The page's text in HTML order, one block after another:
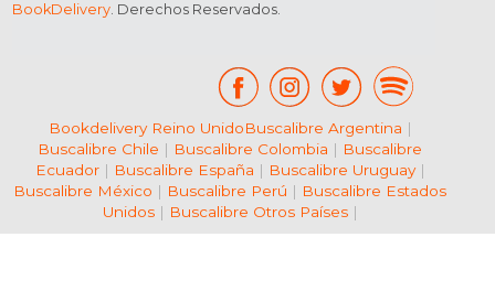
BookDelivery. Derechos Reservados.
Bookdelivery Reino UnidoBuscalibre Argentina |
Buscalibre Chile | Buscalibre Colombia | Buscalibre
Ecuador| Buscalibre España | Buscalibre Uruguay|
Buscalibre México | Buscalibre Perú | Buscalibre Estados
Unidos| Buscalibre Otros Países|